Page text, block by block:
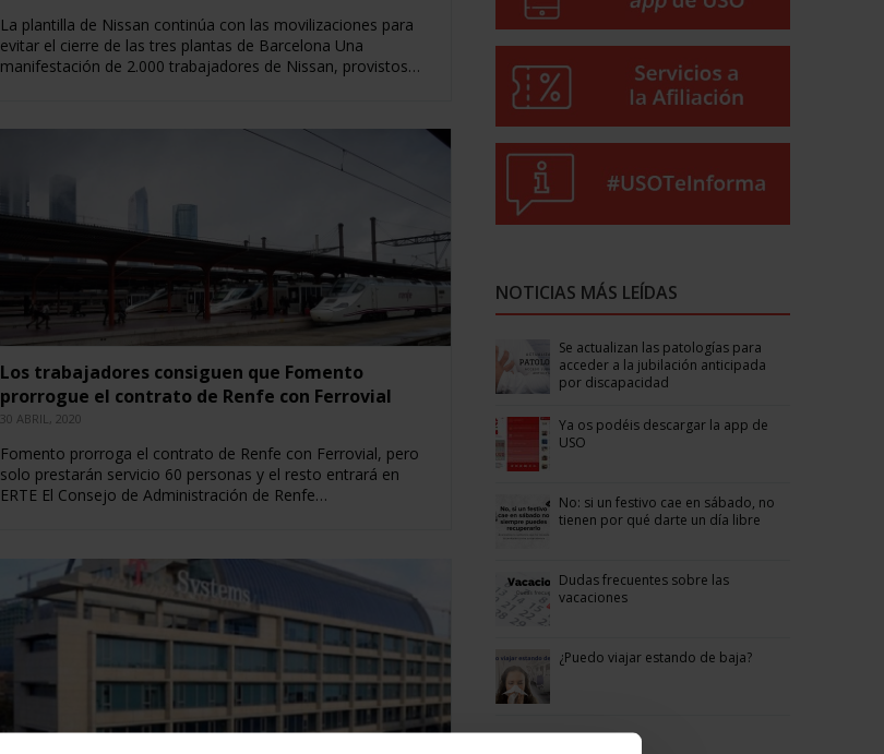
La plantilla de Nissan continúa con las movilizaciones para
evitar el cierre de las tres plantas de Barcelona Una
manifestación de 2.000 trabajadores de Nissan, provistos…
Los trabajadores consiguen que Fomento
prorrogue el contrato de Renfe con Ferrovial
30 ABRIL, 2020
Fomento prorroga el contrato de Renfe con Ferrovial, pero
solo prestarán servicio 60 personas y el resto entrará en
ERTE El Consejo de Administración de Renfe…
NOTICIAS MÁS LEÍDAS
Se actualizan las patologías para
acceder a la jubilación anticipada
por discapacidad
Ya os podéis descargar la app de
USO
No: si un festivo cae en sábado, no
tienen por qué darte un día libre
Dudas frecuentes sobre las
vacaciones
¿Puedo viajar estando de baja?